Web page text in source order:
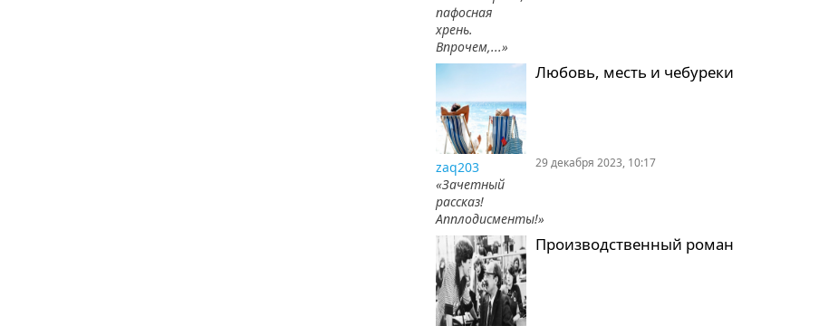
пафосная
хрень.
Впрочем,...»
Любовь, месть и чебуреки
zaq203
«Зачетный
рассказ!
Апплодисменты!»
29 декабря 2023, 10:17
Производственный роман